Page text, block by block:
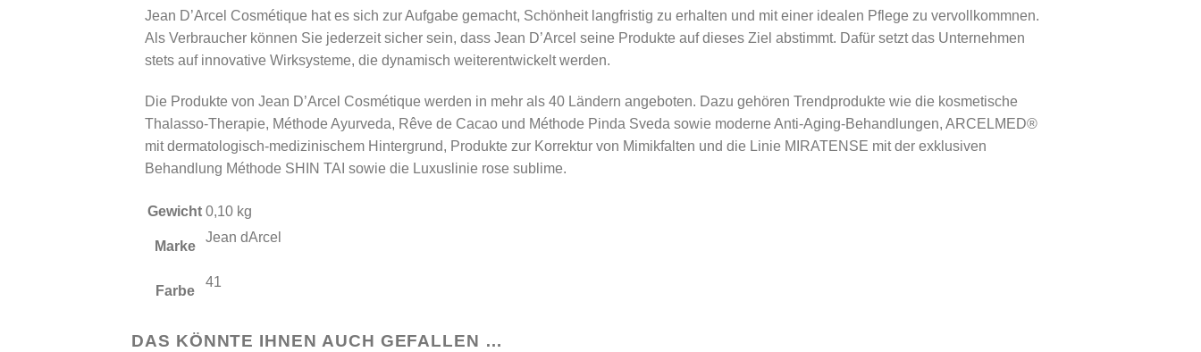
Jean D’Arcel Cosmétique hat es sich zur Aufgabe gemacht, Schönheit langfristig zu erhalten und mit einer idealen Pflege zu vervollkommnen.
Als Verbraucher können Sie jederzeit sicher sein, dass Jean D’Arcel seine Produkte auf dieses Ziel abstimmt. Dafür setzt das Unternehmen
stets auf innovative Wirksysteme, die dynamisch weiterentwickelt werden.
Die Produkte von Jean D’Arcel Cosmétique werden in mehr als 40 Ländern angeboten. Dazu gehören Trendprodukte wie die kosmetische
Thalasso-Therapie, Méthode Ayurveda, Rêve de Cacao und Méthode Pinda Sveda sowie moderne Anti-Aging-Behandlungen, ARCELMED®
mit dermatologisch-medizinischem Hintergrund, Produkte zur Korrektur von Mimikfalten und die Linie MIRATENSE mit der exklusiven
Behandlung Méthode SHIN TAI sowie die Luxuslinie rose sublime.
Gewicht 0,10 kg
Marke
Jean dArcel
Farbe
41
DAS KÖNNTE IHNEN AUCH GEFALLEN …